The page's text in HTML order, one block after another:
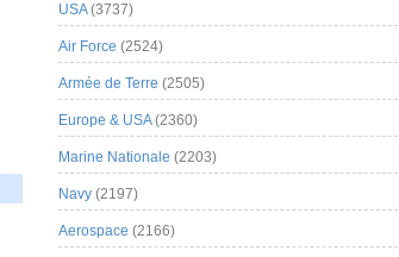
USA(3737)
Air Force (2524)
Armée de Terre (2505)
Europe & USA(2360)
Marine Nationale (2203)
Navy (2197)
Aerospace (2166)